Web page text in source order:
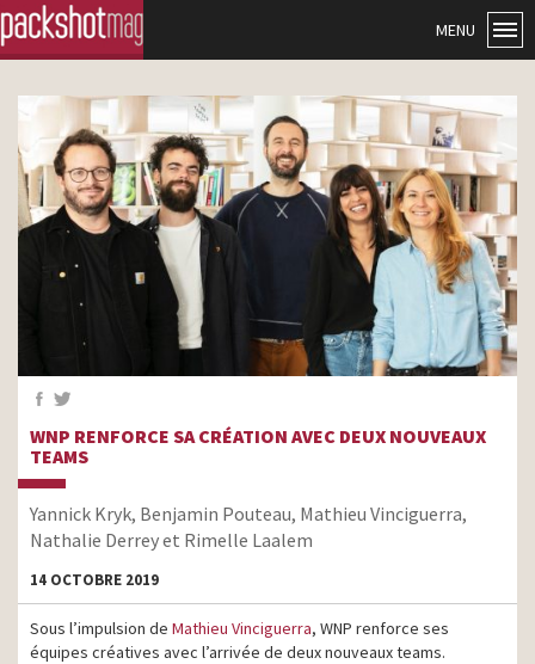
MENU
WNP RENFORCE SA CRÉATION AVEC DEUX NOUVEAUX
TEAMS
Yannick Kryk, Benjamin Pouteau, Mathieu Vinciguerra,
Nathalie Derrey et Rimelle Laalem
14 OCTOBRE 2019
Sous l’impulsion de Mathieu Vinciguerra, WNP renforce ses
équipes créatives avec l’arrivée de deux nouveaux teams.